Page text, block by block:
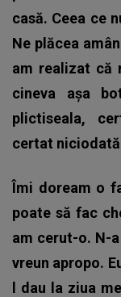
casă. Ceea ce
Ne plăcea
am realizat că
cineva așa
plictiseala,
certat niciodată
Îmi doream o
poate să fac
am cerut-o. N-
vreun apropo.
l dau la ziua